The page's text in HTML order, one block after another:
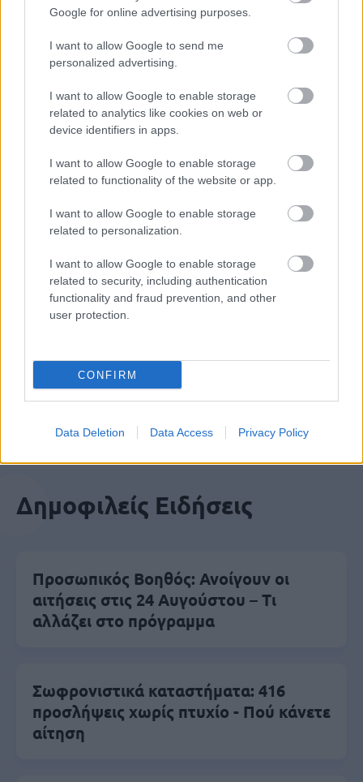
Google for online advertising purposes.
I want to allow Google to send me
personalized advertising.
I want to allow Google to enable storage
related to analytics like cookies on web or
device identifiers in apps.
I want to allow Google to enable storage
related to functionality of the website or app.
I want to allow Google to enable storage
related to personalization.
I want to allow Google to enable storage
related to security, including authentication
functionality and fraud prevention, and other
user protection.
CONFIRM
Data Deletion Data Access Privacy Policy
ΑΣΕΠ: Πιστοποίηση Αγγλικών σε
μόνο 2 ημέρες στα χέρια σας
ΑΣΕΠ: Εξ αποστάσεως η πιο Εύκολη
Πιστοποίηση Υπολογιστών σε 2
ειδήσεις.
Βάλε το proson.gr στα αποτελέσματα
αναζήτησης της Google
Δημοφιλείς Ειδήσεις
Προσωπικός Βοηθός: Ανοίγουν οι
αιτήσεις στις 24 Αυγούστου – Τι
αλλάζει στο πρόγραμμα
Σωφρονιστικά καταστήματα: 416
προσλήψεις χωρίς πτυχίο - Πού κάνετε
αίτηση